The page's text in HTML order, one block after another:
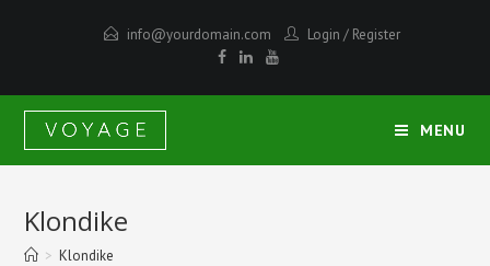
info@yourdomain.com Login / Register
MENU
Klondike
> Klondike